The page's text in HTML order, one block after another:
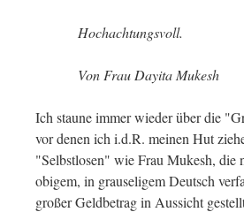
Hochachtungsvoll.
Von Frau Dayita Mukesh
Ich staune immer wieder über die
vor denen ich i.d.R. meinen Hut
"Selbstlosen" wie Frau Mukesh, die
obigem, in grauseligem Deutsch
großer Geldbetrag in Aussicht